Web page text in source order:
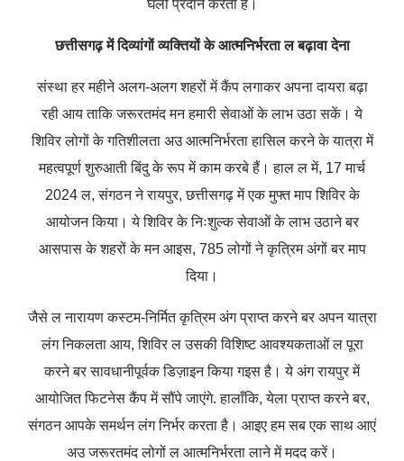
घलो प्रदान करता है।
छत्तीसगढ़ में दिव्यांगों व्यक्तियों के आत्मनिर्भरता ल बढ़ावा देना
संस्था हर महीने अलग-अलग शहरों में कैंप लगाकर अपना दायरा बढ़ा
रही आय ताकि जरूरतमंद मन हमारी सेवाओं के लाभ उठा सकें। ये
शिविर लोगों के गतिशीलता अउ आत्मनिर्भरता हासिल करने के यात्रा में
महत्वपूर्ण शुरुआती बिंदु के रूप में काम करबे हैं। हाल ल में, 17 मार्च
2024 ल, संगठन ने रायपुर, छत्तीसगढ़ में एक मुफ्त माप शिविर के
आयोजन किया। ये शिविर के निःशुल्क सेवाओं के लाभ उठाने बर
आसपास के शहरों के मन आइस, 785 लोगों ने कृत्रिम अंगों बर माप
दिया।
जैसे ल नारायण कस्टम-निर्मित कृत्रिम अंग प्राप्त करने बर अपन यात्रा
लंग निकलता आय, शिविर ल उसकी विशिष्ट आवश्यकताओं ल पूरा
करने बर सावधानीपूर्वक डिज़ाइन किया गइस है। ये अंग रायपुर में
आयोजित फिटनेस कैंप में सौंपे जाएंगे. हालाँकि, येला प्राप्त करने बर,
संगठन आपके समर्थन लंग निर्भर करता है। आइए हम सब एक साथ आएं
अउ जरूरतमंद लोगों ल आत्मनिर्भरता लाने में मदद करें।